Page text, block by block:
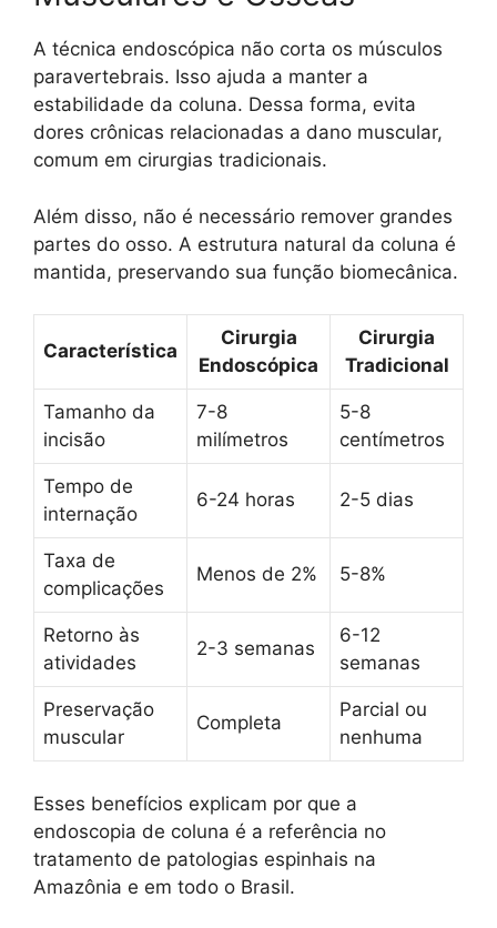
A técnica endoscópica não corta os músculos
paravertebrais. Isso ajuda a manter a
estabilidade da coluna. Dessa forma, evita
dores crônicas relacionadas a dano muscular,
comum em cirurgias tradicionais.
Além disso, não é necessário remover grandes
partes do osso. A estrutura natural da coluna é
mantida, preservando sua função biomecânica.
Característica
Cirurgia
Endoscópica
Cirurgia
Tradicional
Tamanho da
incisão
7-8
milímetros
5-8
centímetros
Tempo de
internação
6-24 horas 2-5 dias
Taxa de
complicações
Menos de 2% 5-8%
Retorno às
atividades
2-3 semanas
6-12
semanas
Preservação
muscular
Completa
Parcial ou
nenhuma
Esses benefícios explicam por que a
endoscopia de coluna é a referência no
tratamento de patologias espinhais na
Amazônia e em todo o Brasil.